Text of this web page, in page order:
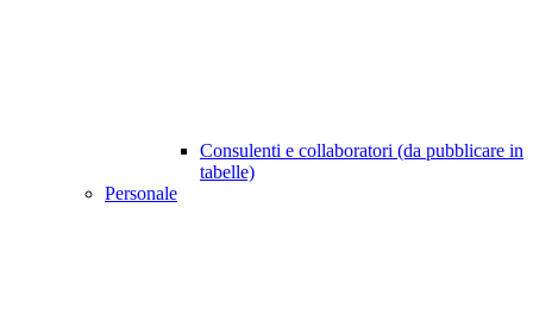
Consulenti e collaboratori (da pubblicare in
tabelle)
Personale